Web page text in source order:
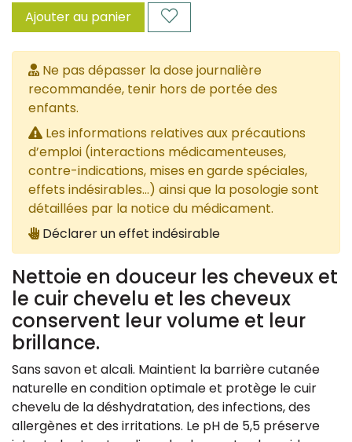
Ajouter au panier
Ne pas dépasser la dose journalière
recommandée, tenir hors de portée des
enfants.
Les informations relatives aux précautions
d’emploi (interactions médicamenteuses,
contre-indications, mises en garde spéciales,
effets indésirables...) ainsi que la posologie sont
détaillées par la notice du médicament.
Déclarer un effet indésirable
Nettoie en douceur les cheveux et
le cuir chevelu et les cheveux
conservent leur volume et leur
brillance.
Sans savon et alcali. Maintient la barrière cutanée
naturelle en condition optimale et protège le cuir
chevelu de la déshydratation, des infections, des
allergènes et des irritations. Le pH de 5,5 préserve